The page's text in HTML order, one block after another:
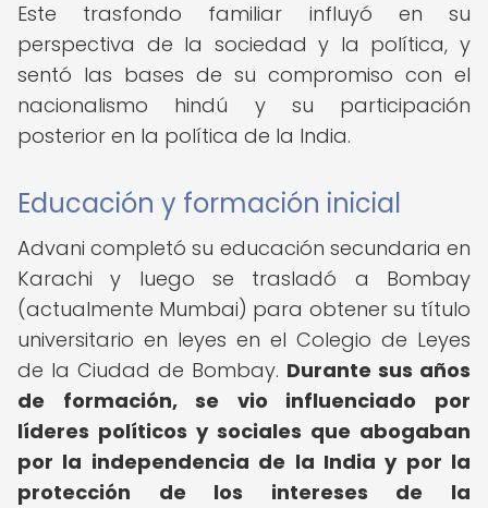
Este trasfondo familiar influyó en su
perspectiva de la sociedad y la política, y
sentó las bases de su compromiso con el
nacionalismo hindú y su participación
posterior en la política de la India.
Educación y formación inicial
Advani completó su educación secundaria en
Karachi y luego se trasladó a Bombay
(actualmente Mumbai) para obtener su título
universitario en leyes en el Colegio de Leyes
de la Ciudad de Bombay. Durante sus años
de formación, se vio influenciado por
líderes políticos y sociales que abogaban
por la independencia de la India y por la
protección de los intereses de la